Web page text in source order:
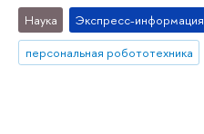
Наука Экспресс-информация
персональная робототехника